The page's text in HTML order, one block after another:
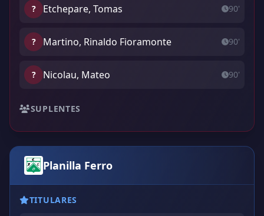
? Etchepare, Tomas 90'
? Martino, Rinaldo Fioramonte 90'
? Nicolau, Mateo 90'
SUPLENTES
Planilla Ferro
TITULARES